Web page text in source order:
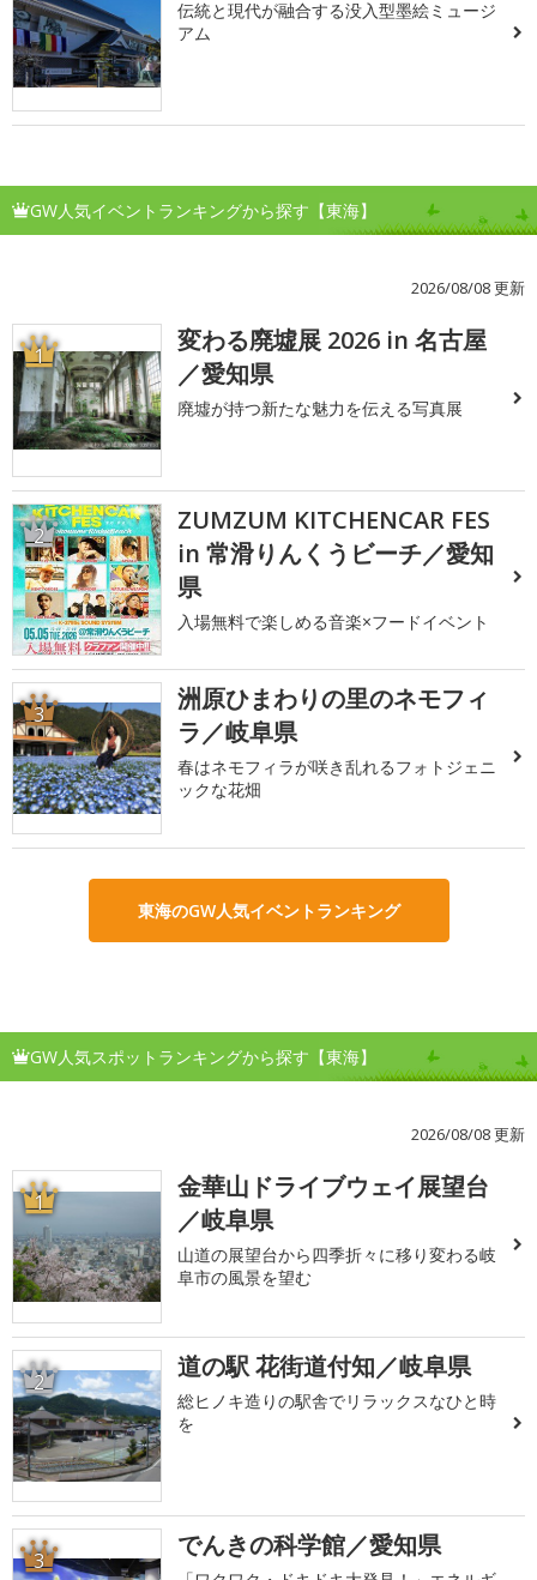
伝統と現代が融合する没入型墨絵ミュージ
アム
GW人気イベントランキングから探す【東海】
2026/08/08 更新
1
変わる廃墟展 2026 in 名古屋
／愛知県
廃墟が持つ新たな魅力を伝える写真展
2
ZUMZUM KITCHENCAR FES
in 常滑りんくうビーチ／愛知
県
入場無料で楽しめる音楽×フードイベント
3
洲原ひまわりの里のネモフィ
ラ／岐阜県
春はネモフィラが咲き乱れるフォトジェニ
ックな花畑
東海のGW人気イベントランキング
GW人気スポットランキングから探す【東海】
2026/08/08 更新
1
金華山ドライブウェイ展望台
／岐阜県
山道の展望台から四季折々に移り変わる岐
阜市の風景を望む
2 道の駅 花街道付知／岐阜県
総ヒノキ造りの駅舎でリラックスなひと時
を
3 でんきの科学館／愛知県